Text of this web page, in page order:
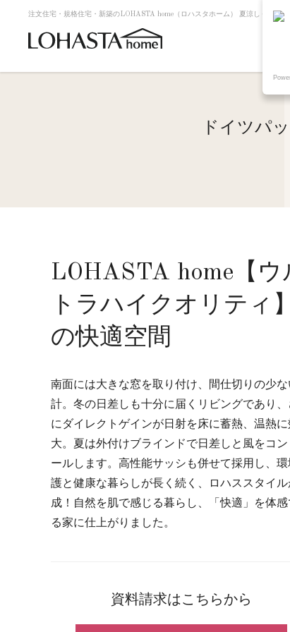
注文住宅・規格住宅・新築のLOHASTA home（ロハスタホーム） 夏涼しく冬暖
ドイツパ
LOHASTA home【ウ
トラハイクオリティ】
の快適空間
南面には大きな窓を取り付け、間仕切りの少な
計。冬の日差しも十分に届くリビングであり、
にダイレクトゲインが日射を床に蓄熱、温熱
大。夏は外付けブラインドで日差しと風をコン
ールします。高性能サッシも併せて採用し、
護と健康な暮らしが長く続く、ロハススタイル
成！自然を肌で感じる暮らし、「快適」を体感
る家に仕上がりました。
資料請求はこちらから